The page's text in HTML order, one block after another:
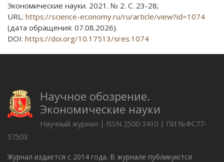
Экономические науки. 2021. № 2. С. 23-28;
URL: https://science-economy.ru/ru/article/view?id=1074
(дата обращения: 07.08.2026).
DOI: https://doi.org/10.17513/sres.1074
Научное обозрение.
Экономические науки
Научный журнал | ISSN 2500-3410 | ПИ №ФС77-
57503
Журнал издается с 2014 года. В журнале публикуются